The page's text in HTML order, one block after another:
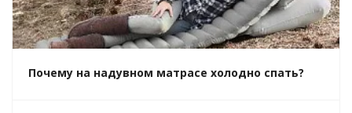
Почему на надувном матрасе холодно спать?